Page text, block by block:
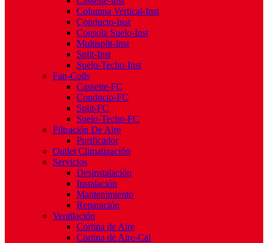
Columna Vertical-Inst
Conducto-Inst
Consola Suelo-Inst
Multisplit-Inst
Split-Inst
Suelo-Techo-Inst
Fan-Coils
Cassette-FC
Conducto-FC
Split-FC
Suelo-Techo-FC
Filtración De Aire
Purificador
Outlet Climatización
Servicios
Desinstalación
Instalación
Mantenimiento
Reparación
Ventilación
Cortina de Aire
Cortina de Aire-Cal